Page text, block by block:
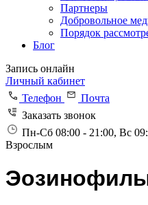
Партнеры
Добровольное
Порядок
Блог
Запись онлайн
Личный кабинет
Телефон
Почта
Заказать звонок
Пн-Сб 08:00 - 21:00, Вс
Взрослым